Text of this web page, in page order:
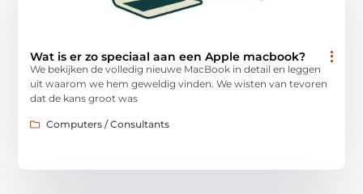
Wat is er zo speciaal aan een Apple macbook?
We bekijken de volledig nieuwe MacBook in detail en leggen
uit waarom we hem geweldig vinden. We wisten van tevoren
dat de kans groot was
Computers / Consultants